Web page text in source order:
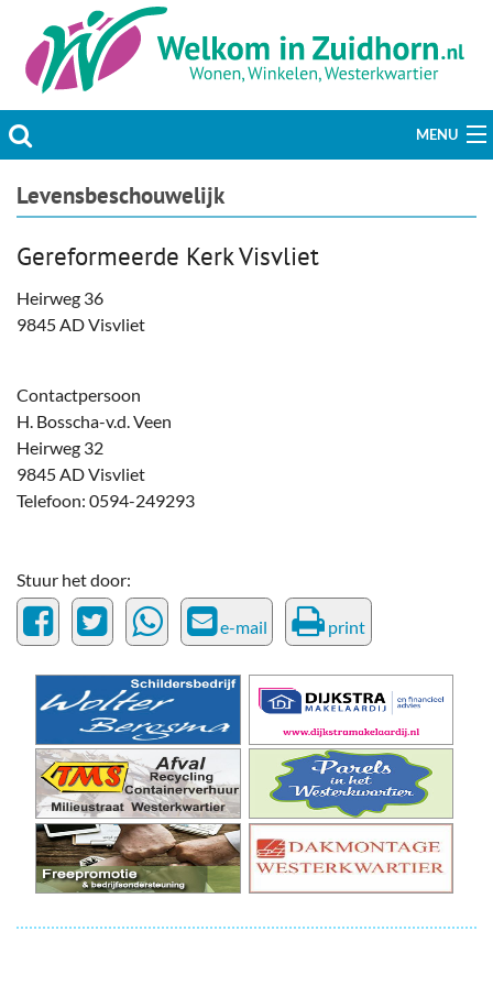
MENU
Actueel
Welzijn & Maatschappij
Prikbord & Aanbiedingen
Plaats bericht
Levensbeschouwelijk
Gereformeerde Kerk Visvliet
Heirweg 36
9845 AD Visvliet
Contactpersoon
H. Bosscha-v.d. Veen
Heirweg 32
9845 AD Visvliet
Telefoon: 0594-249293
Stuur het door:
e-mail print